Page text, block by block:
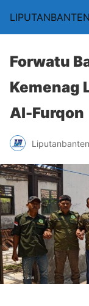
Forwatu
Kemenag
Al-Furqon